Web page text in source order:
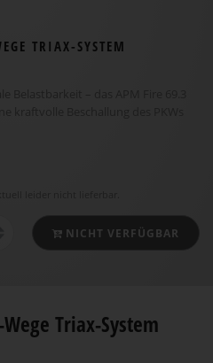
TRIAX-SYSTEM
NICHT VERFÜGBAR
Triax-System